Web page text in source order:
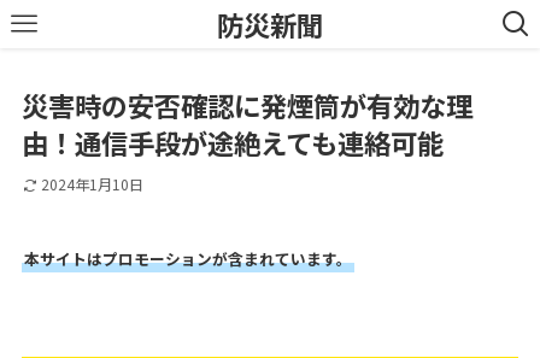
防災新聞
災害時の安否確認に発煙筒が有効な理
由！通信手段が途絶えても連絡可能
2024年1月10日
本サイトはプロモーションが含まれています。